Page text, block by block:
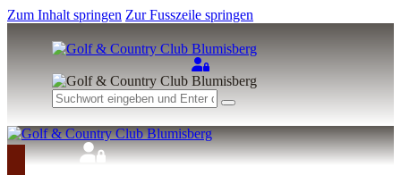
Zum Inhalt springen Zur Fusszeile springen